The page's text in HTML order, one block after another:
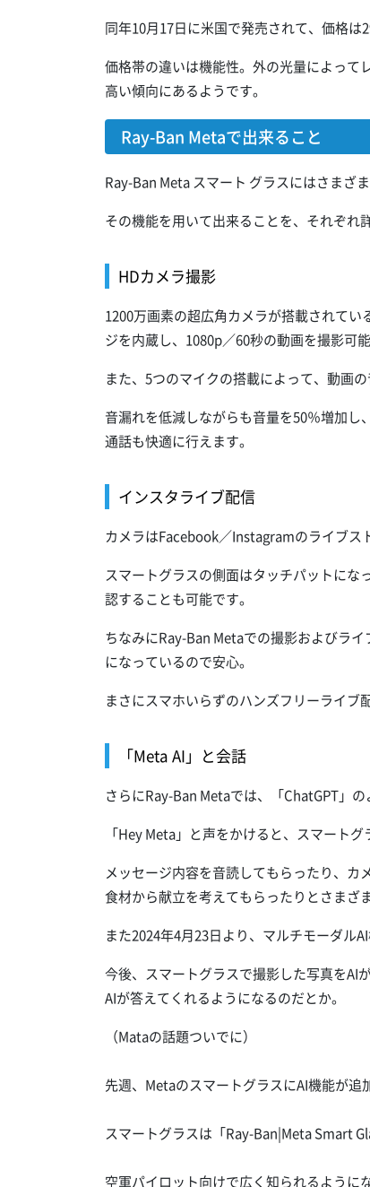
同年10月17日に米国で発売されて、価格は
価格帯の違いは機能性。外の光量によって
高い傾向にあるようです。
Ray-Ban Metaで出来ること
Ray-Ban Meta スマート グラスにはさまざ
その機能を用いて出来ることを、それぞれ
HDカメラ撮影
1200万画素の超広角カメラが搭載されて
ジを内蔵し、1080p／60秒の動画を撮影可能
また、5つのマイクの搭載によって、動画
音漏れを低減しながらも音量を50％増加
通話も快適に行えます。
インスタライブ配信
カメラはFacebook／Instagramのライブス
スマートグラスの側面はタッチパットに
認することも可能です。
ちなみにRay-Ban Metaでの撮影およびラ
になっているので安心。
まさにスマホいらずのハンズフリーライブ
「Meta AI」と会話
さらにRay-Ban Metaでは、「ChatGPT」
「Hey Meta」と声をかけると、スマート
メッセージ内容を音読してもらったり、カ
食材から献立を考えてもらったりとさまざ
また2024年4月23日より、マルチモーダル
今後、スマートグラスで撮影した写真をAI
AIが答えてくれるようになるのだとか。
（Mataの話題ついでに）
先週、MetaのスマートグラスにAI機能が追
スマートグラスは「Ray-Ban|Meta Smart
空軍パイロット向けで広く知られるように